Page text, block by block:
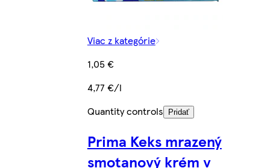
Viac z kategórie
1,05 €
4,77 €/l
Quantity controls
Pridať
Prima Keks mrazený
smotanový krém v